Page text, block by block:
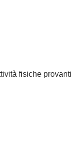
fisiche provanti